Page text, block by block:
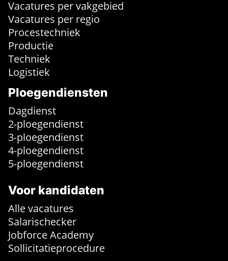
Vacatures per vakgebied
Vacatures per regio
Procestechniek
Productie
Techniek
Logistiek
Ploegendiensten
Dagdienst
2-ploegendienst
3-ploegendienst
4-ploegendienst
5-ploegendienst
Voor kandidaten
Alle vacatures
Salarischecker
Jobforce Academy
Sollicitatieprocedure